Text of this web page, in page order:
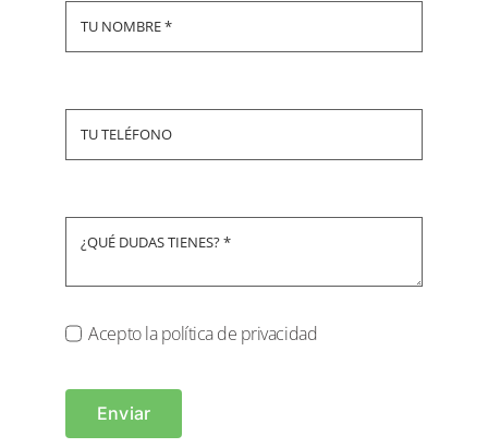
Acepto la política de privacidad